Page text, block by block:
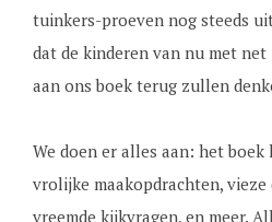
tuinkers-proeven nog steeds
dat de kinderen van nu met
aan ons boek terug zullen
We doen er alles aan: het
vrolijke maakopdrachten, vieze
vreemde kijkvragen, en meer.